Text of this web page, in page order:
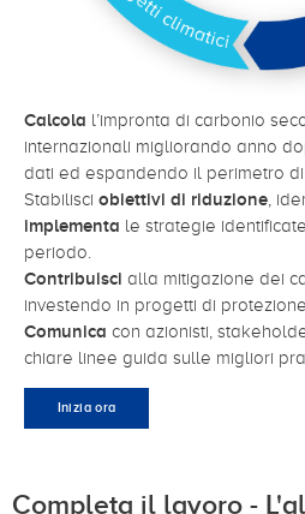
Calcola l’impronta di carbonio
internazionali migliorando anno
dati ed espandendo il perimetro
Stabilisci obiettivi di riduzione,
implementa le strategie
periodo.
Contribuisci alla mitigazione dei
investendo in progetti di
Comunica con azionisti,
chiare linee guida sulle migliori
Inizia ora
Completa il lavoro -